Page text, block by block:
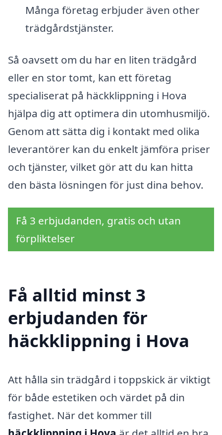
Många företag erbjuder även other
trädgårdstjänster.
Så oavsett om du har en liten trädgård
eller en stor tomt, kan ett företag
specialiserat på häckklippning i Hova
hjälpa dig att optimera din utomhusmiljö.
Genom att sätta dig i kontakt med olika
leverantörer kan du enkelt jämföra priser
och tjänster, vilket gör att du kan hitta
den bästa lösningen för just dina behov.
Få 3 erbjudanden, gratis och utan
förpliktelser
Få alltid minst 3
erbjudanden för
häckklippning i Hova
Att hålla sin trädgård i toppskick är viktigt
för både estetiken och värdet på din
fastighet. När det kommer till